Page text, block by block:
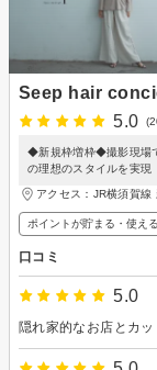
Seep hair
5.0
◆新規枠増枠◆撮影現場
の理想のスタイルを実現
アクセス：JR横須賀
ポイントが貯まる・使える
口コミ
5.0